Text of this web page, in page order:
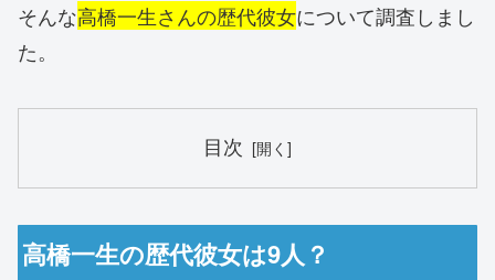
そんな高橋一生さんの歴代彼女について調査しまし
た。
目次
高橋一生の歴代彼女は9人？